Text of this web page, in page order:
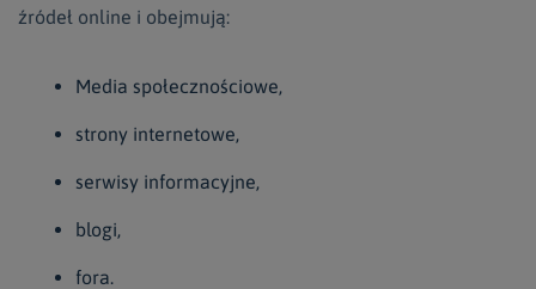
źródeł online i obejmują:
Media społecznościowe,
strony internetowe,
serwisy informacyjne,
blogi,
fora.